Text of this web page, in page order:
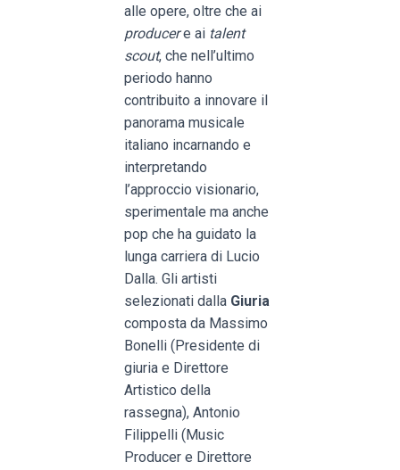
alle opere, oltre che ai
producere ai talent
scout, che nell’ultimo
periodo hanno
contribuito a innovare il
panorama musicale
italiano incarnando e
interpretando
l’approccio visionario,
sperimentale ma anche
pop che ha guidato la
lunga carriera di Lucio
Dalla. Gli artisti
selezionati dalla Giuria
composta da Massimo
Bonelli (Presidente di
giuria e Direttore
Artistico della
rassegna), Antonio
Filippelli (Music
Producer e Direttore